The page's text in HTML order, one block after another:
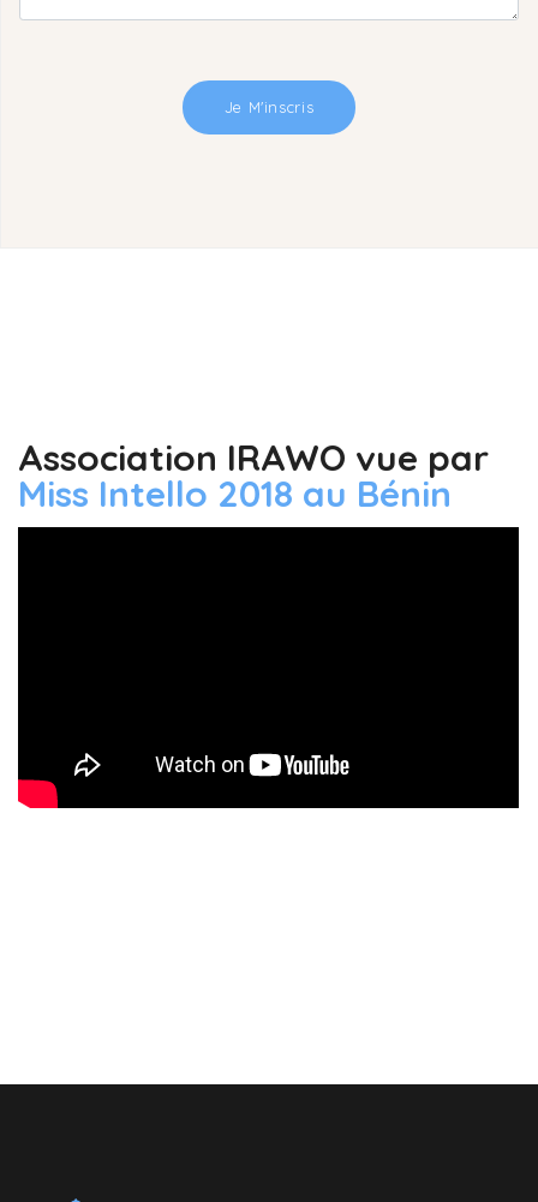
Association IRAWO vue par
Miss Intello 2018 au Bénin